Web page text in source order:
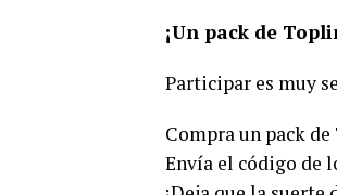
¡Un pack de
Participar es muy
Compra un pack
Envía el código de